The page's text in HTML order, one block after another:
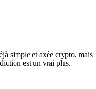
simple et axée crypto, mais
est un vrai plus.